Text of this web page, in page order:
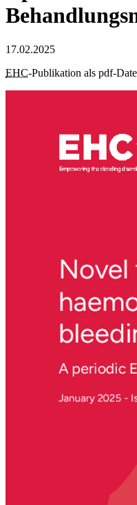
17.02.2025
EHC-Publikation als pdf-